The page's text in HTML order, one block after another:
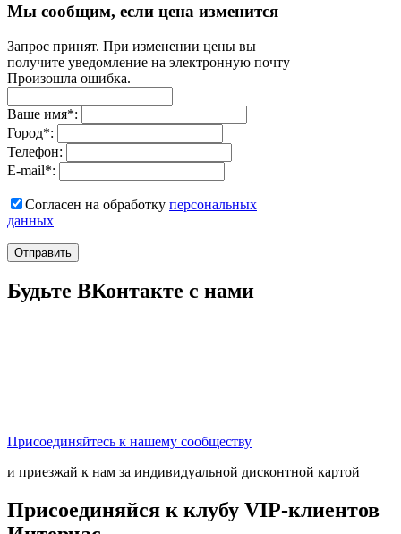
Мы сообщим, если цена изменится
Запрос принят. При изменении цены вы
получите уведомление на электронную почту
Произошла ошибка.
Ваше имя*:
Город*:
Телефон:
E-mail*:
Согласен на обработку персональныx
данных
Отправить
Будьте ВКонтакте с нами
Присоединяйтесь к нашему сообществу
и приезжай к нам за индивидуальной дисконтной картой
Присоединяйся к клубу VIP-клиентов